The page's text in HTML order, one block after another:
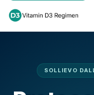
Risorse SOLLIEVO